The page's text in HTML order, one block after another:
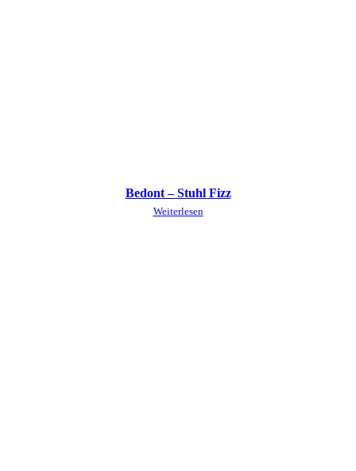
Bedont – Stuhl Fizz
Weiterlesen